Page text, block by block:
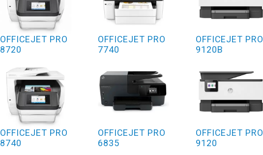
OFFICEJET PRO
8720
OFFICEJET PRO
8740
OFFICEJET PRO
7740
OFFICEJET PRO
6835
OFFICEJET PRO
9120B
OFFICEJET PRO
9120